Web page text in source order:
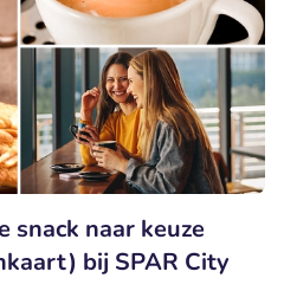
snack naar keuze
bij SPAR City